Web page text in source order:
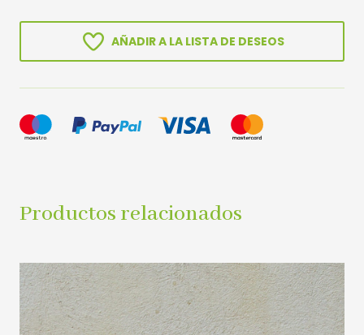
AÑADIR A LA LISTA DE DESEOS
Productos relacionados